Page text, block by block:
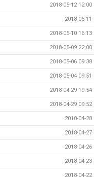
2018-05-12 12:00
2018-05-11
2018-05-10 16:13
2018-05-09 22:00
2018-05-06 09:38
2018-05-04 09:51
2018-04-29 19:54
2018-04-29 09:52
2018-04-28
2018-04-27
2018-04-26
2018-04-23
2018-04-22